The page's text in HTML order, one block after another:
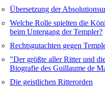
Übersetzung der
Welche Rolle spielten die
beim Untergang der Templer?
Rechtsgutachten gegen
"Der größte aller Ritter und
Biografie des Guillaume de
Die geistlichen Ritterorden